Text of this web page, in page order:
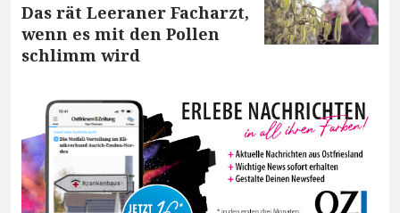
Das rät Leeraner Facharzt,
wenn es mit den Pollen
schlimm wird